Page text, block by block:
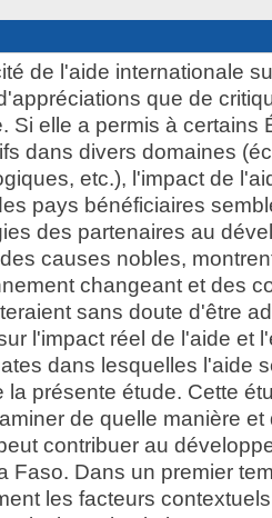
de l'aide internationale
que de
Si elle a permis à certains
dans divers domaines
etc.), l'impact de
pays bénéficiaires
des partenaires au
causes nobles,
changeant et des
sans doute d'être
l'impact réel de l'aide et
dans lesquelles l'aide
la présente étude. Cette
de quelle manière
contribuer au
Faso. Dans un premier
les facteurs